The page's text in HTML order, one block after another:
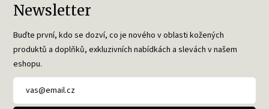
Newsletter
Buďte první, kdo se dozví, co je nového v oblasti kožených
produktů a doplňků, exkluzivních nabídkách a slevách v našem
eshopu.